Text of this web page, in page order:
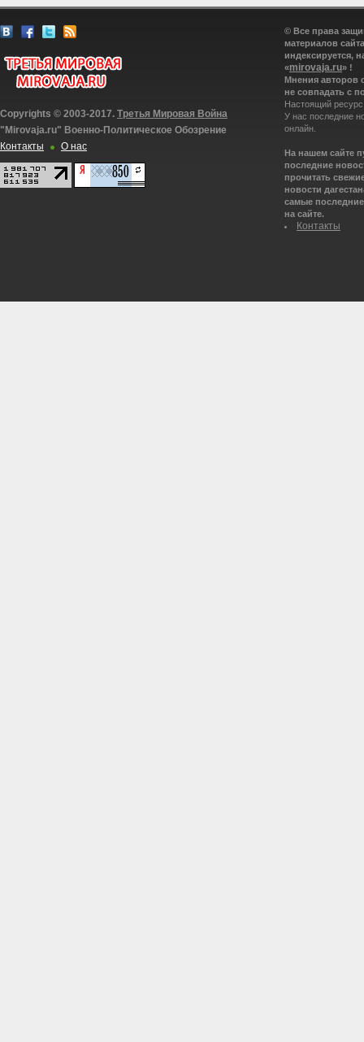
Copyrights © 2003-2017. Третья Мировая Война
"Mirovaja.ru" Военно-Политическое Обозрение
Контакты
О нас
© Все права
материалов
индексируется,
«mirovaja.ru» !
Мнения авторов
не совпадать с
Настоящий
У нас последние
онлайн.
На нашем сайте
последние
прочитать
новости
самые
на сайте.
Контакты